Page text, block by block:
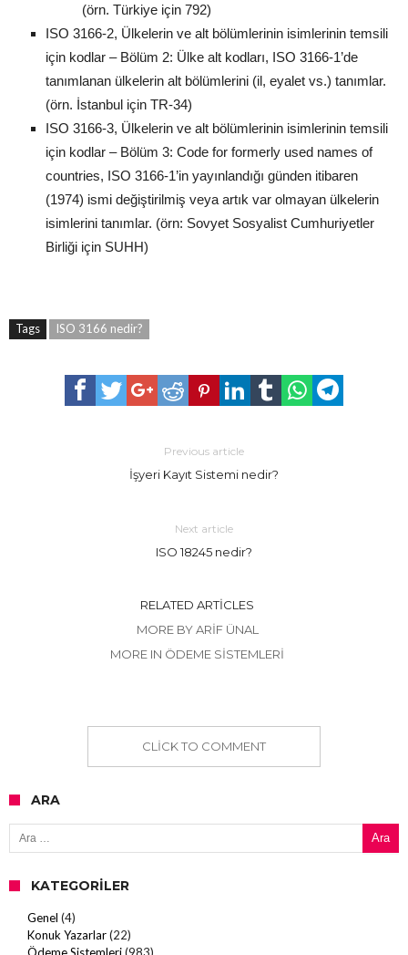
(örn. Türkiye için 792)
ISO 3166-2, Ülkelerin ve alt bölümlerinin isimlerinin temsili
için kodlar – Bölüm 2: Ülke alt kodları, ISO 3166-1’de
tanımlanan ülkelerin alt bölümlerini (il, eyalet vs.) tanımlar.
(örn. İstanbul için TR-34)
ISO 3166-3, Ülkelerin ve alt bölümlerinin isimlerinin temsili
için kodlar – Bölüm 3: Code for formerly used names of
countries, ISO 3166-1’in yayınlandığı günden itibaren
(1974) ismi değiştirilmiş veya artık var olmayan ülkelerin
isimlerini tanımlar. (örn: Sovyet Sosyalist Cumhuriyetler
Birliği için SUHH)
Tags ISO 3166 nedir?
Previous article
İşyeri Kayıt Sistemi nedir?
Next article
ISO 18245 nedir?
RELATED ARTICLES
MORE BY ARIF ÜNAL
MORE IN ÖDEME SISTEMLERI
CLICK TO COMMENT
ARA
Arama:
KATEGORILER
Genel (4)
Konuk Yazarlar(22)
Ödeme Sistemleri(983)